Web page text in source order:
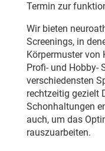
Termin zur
Wir bieten
Screenings, in
Körpermuster von
Profi- und Hobby-
verschiedensten
rechtzeitig gezielt
Schonhaltungen
auch, um das
rauszuarbeiten.